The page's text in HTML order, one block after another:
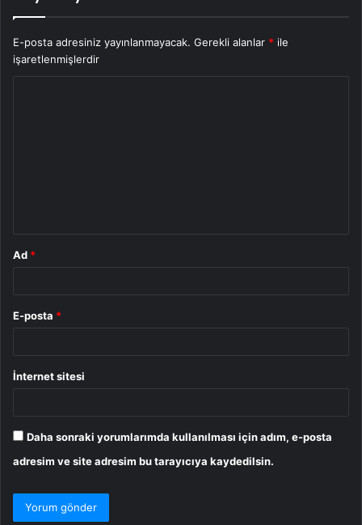
E-posta adresiniz yayınlanmayacak. Gerekli alanlar * ile
işaretlenmişlerdir
Ad *
E-posta *
İnternet sitesi
Daha sonraki yorumlarımda kullanılması için adım, e-posta
adresim ve site adresim bu tarayıcıya kaydedilsin.